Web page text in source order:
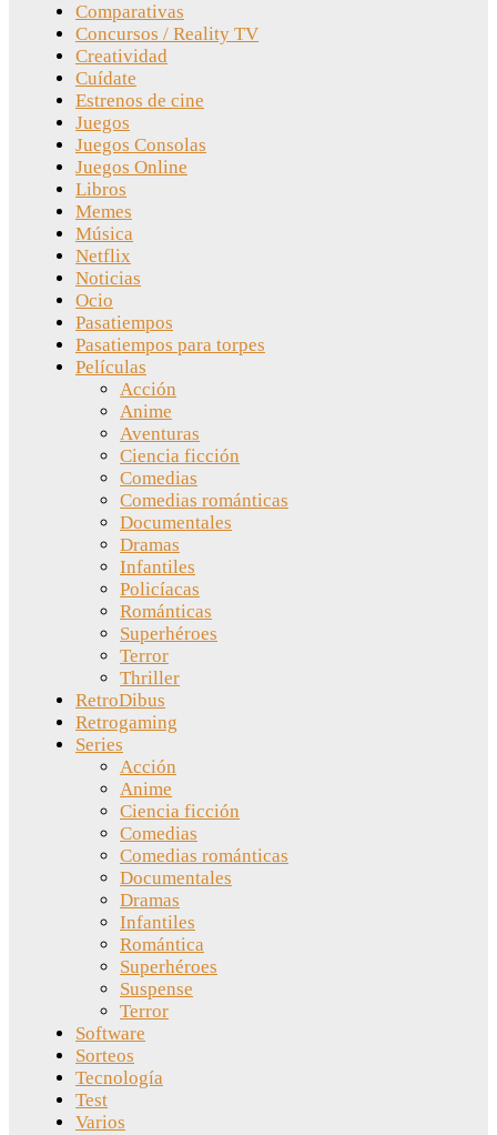
Comparativas
Concursos / Reality TV
Creatividad
Cuídate
Estrenos de cine
Juegos
Juegos Consolas
Juegos Online
Libros
Memes
Música
Netflix
Noticias
Ocio
Pasatiempos
Pasatiempos para torpes
Películas
Acción
Anime
Aventuras
Ciencia ficción
Comedias
Comedias románticas
Documentales
Dramas
Infantiles
Policíacas
Románticas
Superhéroes
Terror
Thriller
RetroDibus
Retrogaming
Series
Acción
Anime
Ciencia ficción
Comedias
Comedias románticas
Documentales
Dramas
Infantiles
Romántica
Superhéroes
Suspense
Terror
Software
Sorteos
Tecnología
Test
Varios